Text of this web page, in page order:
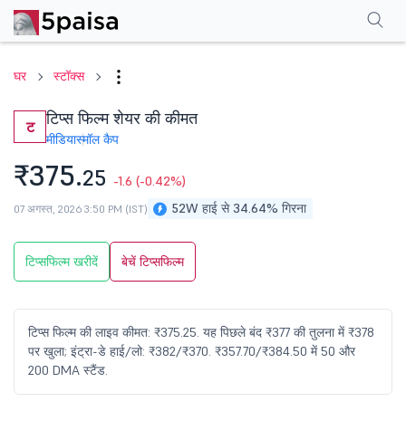
घर स्टॉक्स
ट टिप्स फिल्म शेयर की कीमत
मीडियास्मॉल कैप
₹375.25 -1.6 (-0.42%)
52W हाई से 34.64% गिरना
07 अगस्त, 2026 3:50 PM (IST)
टिप्सफिल्म खरीदें बेचें टिप्सफिल्म
टिप्स फिल्म की लाइव कीमत: ₹375.25. यह पिछले बंद ₹377 की तुलना में ₹378
पर खुला; इंट्रा-डे हाई/लो: ₹382/₹370. ₹357.70/₹384.50 में 50 और
200 DMA स्टैंड.
परफॉर्मेंसफाइनेंशियल्स सामान्य प्रश्न